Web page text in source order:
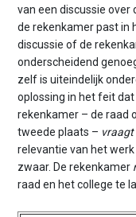
van een discussie over
de rekenkamer past in
discussie of de
onderscheidend
zelf is uiteindelijk
oplossing in het feit
rekenkamer – de raad
tweede plaats – vraagt
relevantie van het
zwaar. De rekenkamer
raad en het college te